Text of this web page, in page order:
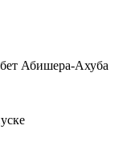
Абишера-Ахуба